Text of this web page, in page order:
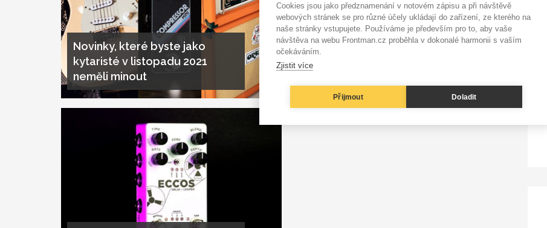
Novinky, které byste jako
kytaristé v listopadu 2021
neměli minout
Keeley Sweet Spot Johnny
Cookies jsou jako předznamenání v notovém zápisu a při návštěvě
webových stránek se pro různé účely ukládají do zařízení, ze kterého na
naše stránky vstupujete. Používáme je především pro to, aby vaše
návštěva na webu Frontman.cz proběhla v dokonalé harmonii s vaším
očekáváním.
Zjistit více
Přijmout Doladit